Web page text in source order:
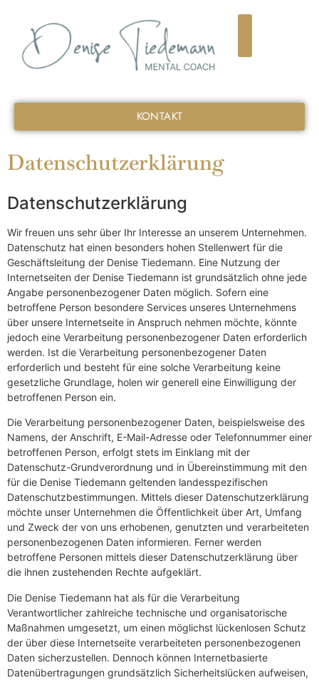
KONTAKT
Datenschutzerklärung
Datenschutzerklärung
Wir freuen uns sehr über Ihr Interesse an unserem Unternehmen.
Datenschutz hat einen besonders hohen Stellenwert für die
Geschäftsleitung der Denise Tiedemann. Eine Nutzung der
Internetseiten der Denise Tiedemann ist grundsätzlich ohne jede
Angabe personenbezogener Daten möglich. Sofern eine
betroffene Person besondere Services unseres Unternehmens
über unsere Internetseite in Anspruch nehmen möchte, könnte
jedoch eine Verarbeitung personenbezogener Daten erforderlich
werden. Ist die Verarbeitung personenbezogener Daten
erforderlich und besteht für eine solche Verarbeitung keine
gesetzliche Grundlage, holen wir generell eine Einwilligung der
betroffenen Person ein.
Die Verarbeitung personenbezogener Daten, beispielsweise des
Namens, der Anschrift, E-Mail-Adresse oder Telefonnummer einer
betroffenen Person, erfolgt stets im Einklang mit der
Datenschutz-Grundverordnung und in Übereinstimmung mit den
für die Denise Tiedemann geltenden landesspezifischen
Datenschutzbestimmungen. Mittels dieser Datenschutzerklärung
möchte unser Unternehmen die Öffentlichkeit über Art, Umfang
und Zweck der von uns erhobenen, genutzten und verarbeiteten
personenbezogenen Daten informieren. Ferner werden
betroffene Personen mittels dieser Datenschutzerklärung über
die ihnen zustehenden Rechte aufgeklärt.
Die Denise Tiedemann hat als für die Verarbeitung
Verantwortlicher zahlreiche technische und organisatorische
Maßnahmen umgesetzt, um einen möglichst lückenlosen Schutz
der über diese Internetseite verarbeiteten personenbezogenen
Daten sicherzustellen. Dennoch können Internetbasierte
Datenübertragungen grundsätzlich Sicherheitslücken aufweisen,